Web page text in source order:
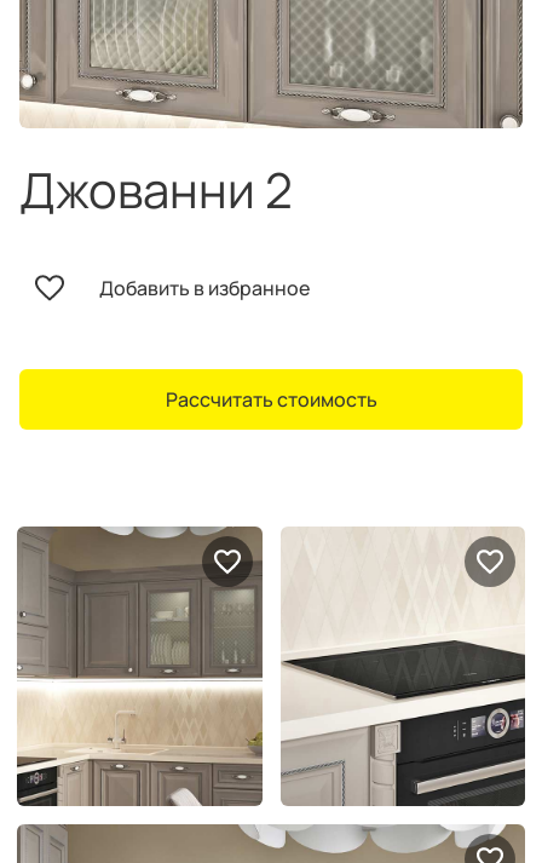
техника
Специальные
предложения
и скидки
Салоны продаж
Десятки образцов в каждом салоне
Портфолио проектов
Галерея
интерьеров
Найдите своё
вдохновение
Джованни 2
Добавить в избранное
Рассчитать стоимость